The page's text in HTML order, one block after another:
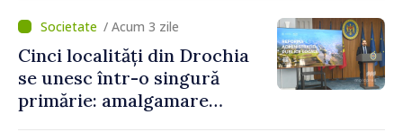
respectate întocmai. Nu s-
au constatat încălcări ale
prevederilor legale”
/ Acum 3 zile
Cinci localități din Drochia
se unesc într-o singură
primărie: amalgamare